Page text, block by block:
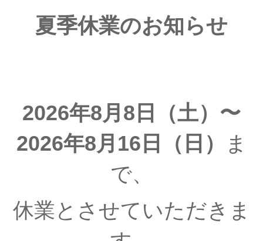
夏季休業のお知らせ
2026年8月8日（土）〜
2026年8月16日（日）
ま
で、
休業とさせていただきま